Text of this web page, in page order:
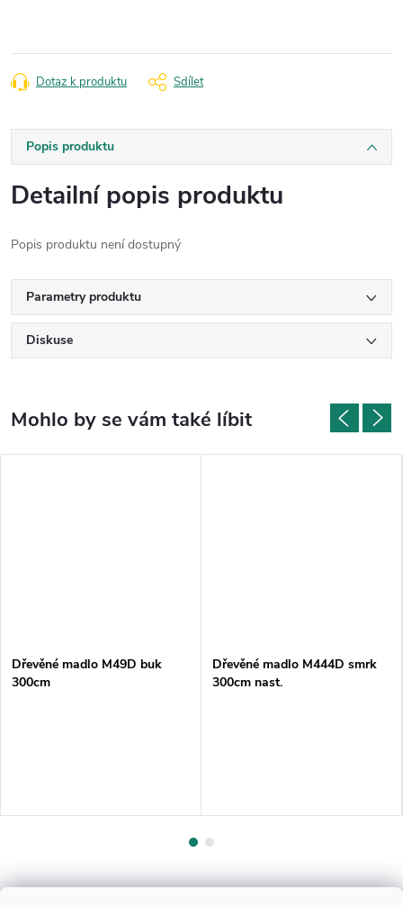
Dotaz k produktu Sdílet
Popis produktu
Detailní popis produktu
Popis produktu není dostupný
Parametry produktu
Diskuse
Dřevěné madlo M49D buk
300cm
Dřevěné madlo M444D smrk
300cm nast.